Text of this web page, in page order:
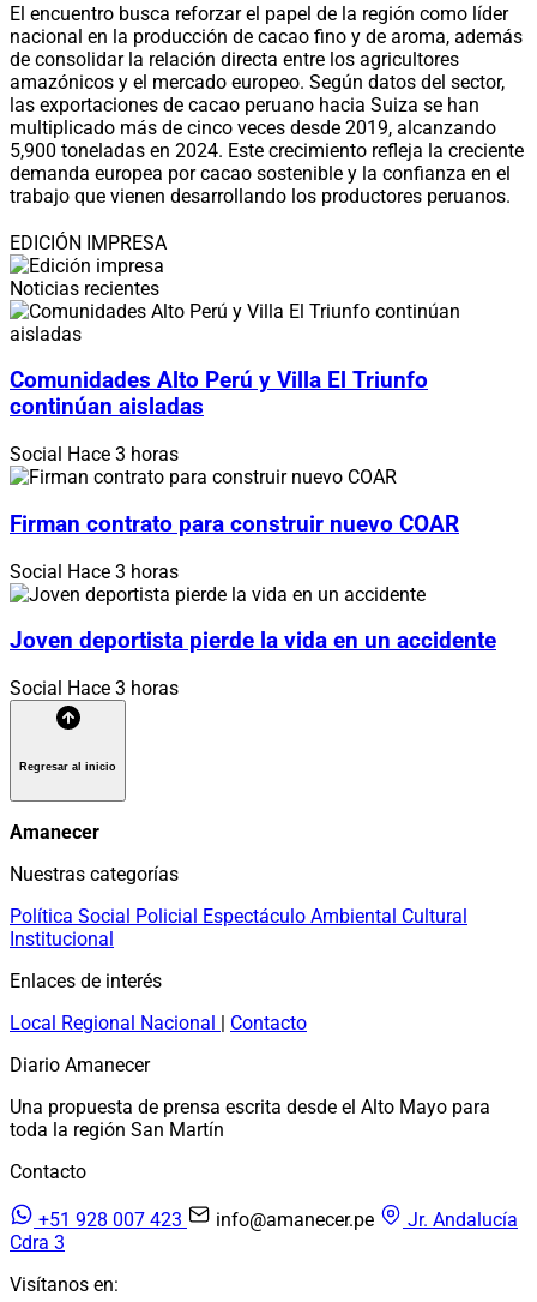
El encuentro busca reforzar el papel de la región como líder
nacional en la producción de cacao fino y de aroma, además
de consolidar la relación directa entre los agricultores
amazónicos y el mercado europeo. Según datos del sector,
las exportaciones de cacao peruano hacia Suiza se han
multiplicado más de cinco veces desde 2019, alcanzando
5,900 toneladas en 2024. Este crecimiento refleja la creciente
demanda europea por cacao sostenible y la confianza en el
trabajo que vienen desarrollando los productores peruanos.
EDICIÓN IMPRESA
Noticias recientes
Comunidades Alto Perú y Villa El Triunfo
continúan aisladas
Social Hace 3 horas
Firman contrato para construir nuevo COAR
Social Hace 3 horas
Joven deportista pierde la vida en un accidente
Social Hace 3 horas
Regresar al inicio
Amanecer
Nuestras categorías
Política Social Policial Espectáculo Ambiental Cultural
Institucional
Enlaces de interés
Local Regional Nacional | Contacto
Diario Amanecer
Una propuesta de prensa escrita desde el Alto Mayo para
toda la región San Martín
Contacto
+51 928 007 423 info@amanecer.pe
Jr. Andalucía
Cdra 3
Visítanos en: